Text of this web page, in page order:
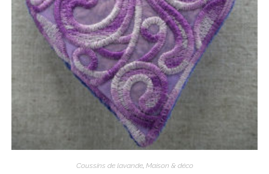
Coussins de lavande, Maison & déco